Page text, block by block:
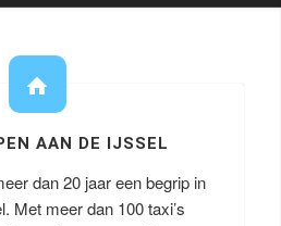
AAN DE IJSSEL
dan 20 jaar een begrip in
Met meer dan 100 taxi’s